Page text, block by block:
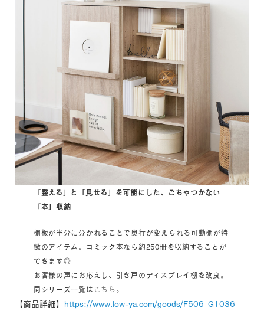
「整える」と「見せる」を可能にした、ごちゃつかない
「本」収納
棚板が半分に分かれることで奥行が変えられる可動棚が特
徴のアイテム。コミック本なら約250冊を収納することが
できます◎
お客様の声にお応えし、引き戸のディスプレイ棚を改良。
同シリーズ一覧は こちら 。
【商品詳細】 https://www.low-ya.com/goods/F506_G1036